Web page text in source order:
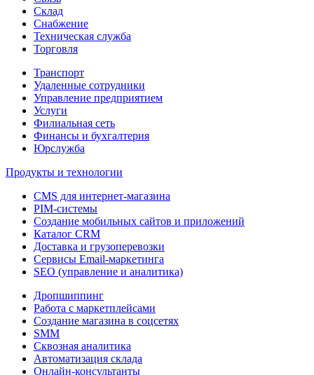
Склад
Снабжение
Техническая служба
Торговля
Транспорт
Удаленные сотрудники
Управление предприятием
Услуги
Филиальная сеть
Финансы и бухгалтерия
Юрслужба
Продукты и технологии
CMS для интернет-магазина
PIM-системы
Создание мобильных сайтов и приложений
Каталог CRM
Доставка и грузоперевозки
Сервисы Email-маркетинга
SEO (управление и аналитика)
Дропшиппинг
Работа с маркетплейсами
Создание магазина в соцсетях
SMM
Сквозная аналитика
Автоматизация склада
Онлайн-консультанты